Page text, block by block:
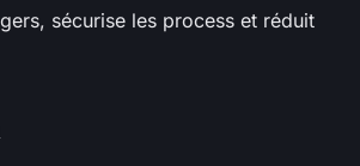
sécurise les process et réduit